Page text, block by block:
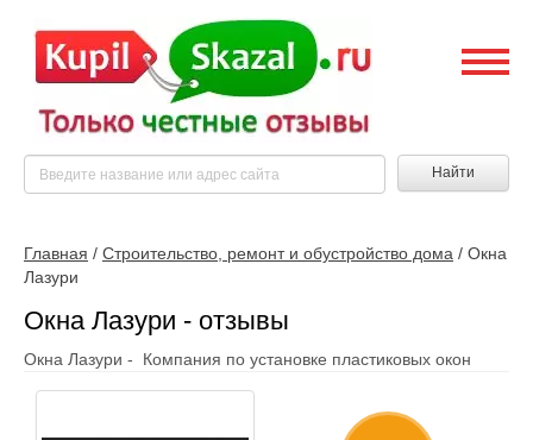
Найти
Главная / Строительство, ремонт и обустройство дома / Окна
Лазури
Окна Лазури - отзывы
Окна Лазури - Компания по установке пластиковых окон